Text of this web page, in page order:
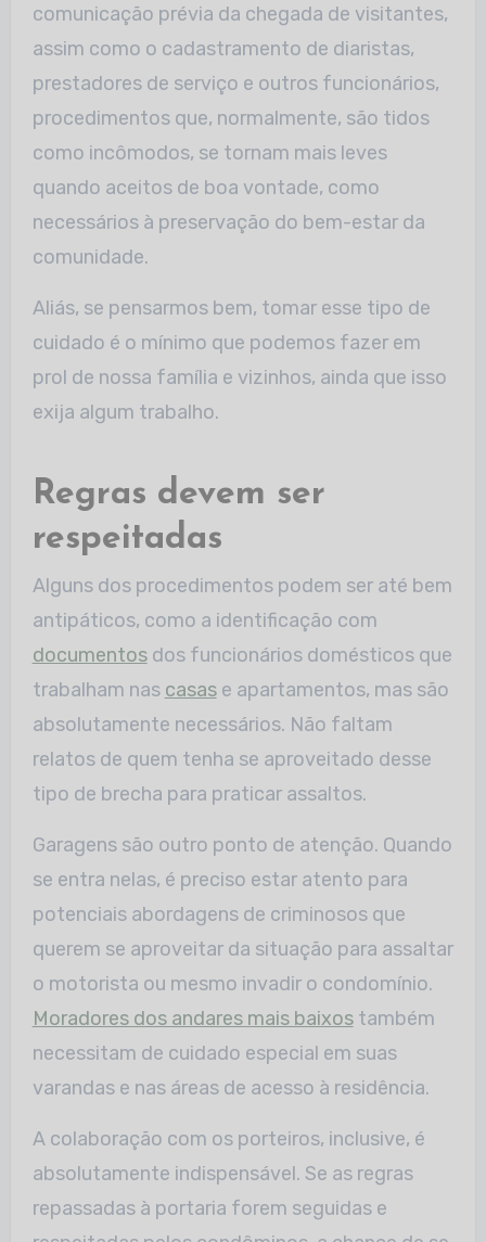
comunicação prévia da chegada de visitantes,
assim como o cadastramento de diaristas,
prestadores de serviço e outros funcionários,
procedimentos que, normalmente, são tidos
como incômodos, se tornam mais leves
quando aceitos de boa vontade, como
necessários à preservação do bem-estar da
comunidade.
Aliás, se pensarmos bem, tomar esse tipo de
cuidado é o mínimo que podemos fazer em
prol de nossa família e vizinhos, ainda que isso
exija algum trabalho.
Regras devem ser
respeitadas
Alguns dos procedimentos podem ser até bem
antipáticos, como a identificação com
documentosdos funcionários domésticos que
trabalham nas casase apartamentos, mas são
absolutamente necessários. Não faltam
relatos de quem tenha se aproveitado desse
tipo de brecha para praticar assaltos.
Garagens são outro ponto de atenção. Quando
se entra nelas, é preciso estar atento para
potenciais abordagens de criminosos que
querem se aproveitar da situação para assaltar
o motorista ou mesmo invadir o condomínio.
Moradores dos andares mais baixostambém
necessitam de cuidado especial em suas
varandas e nas áreas de acesso à residência.
A colaboração com os porteiros, inclusive, é
absolutamente indispensável. Se as regras
repassadas à portaria forem seguidas e